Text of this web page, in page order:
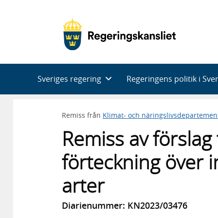
Sveriges regering Regeringens politik i
Remiss från Klimat- och
Remiss av
förteckning över
arter
Diarienummer: KN2023/03476